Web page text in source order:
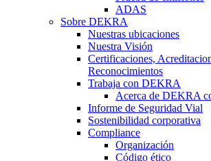
ADAS
Sobre DEKRA
Nuestras ubicaciones
Nuestra Visión
Certificaciones,
Reconocimientos
Trabaja con DEKRA
Acerca de DEKRA
Informe de Seguridad Vial
Sostenibilidad corporativa
Compliance
Organización
Código ético